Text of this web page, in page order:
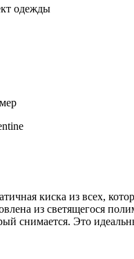
одежды
киска из всех,
из светящегося
снимается. Это